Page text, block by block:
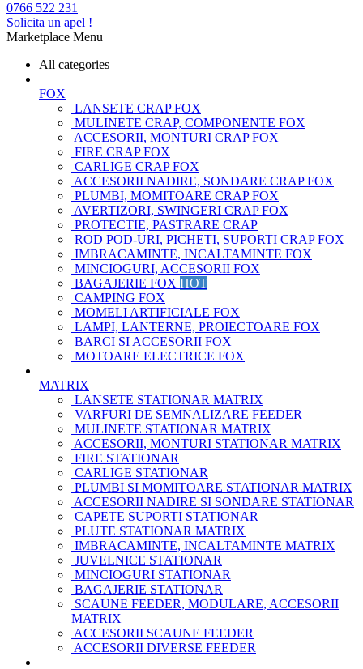
0766 522 231
Solicita un apel !
Marketplace Menu
All categories
FOX
LANSETE CRAP FOX
MULINETE CRAP, COMPONENTE FOX
ACCESORII, MONTURI CRAP FOX
FIRE CRAP FOX
CARLIGE CRAP FOX
ACCESORII NADIRE, SONDARE CRAP FOX
PLUMBI, MOMITOARE CRAP FOX
AVERTIZORI, SWINGERI CRAP FOX
PROTECTIE, PASTRARE CRAP
ROD POD-URI, PICHETI, SUPORTI CRAP FOX
IMBRACAMINTE, INCALTAMINTE FOX
MINCIOGURI, ACCESORII FOX
BAGAJERIE FOX HOT
CAMPING FOX
MOMELI ARTIFICIALE FOX
LAMPI, LANTERNE, PROIECTOARE FOX
BARCI SI ACCESORII FOX
MOTOARE ELECTRICE FOX
MATRIX
LANSETE STATIONAR MATRIX
VARFURI DE SEMNALIZARE FEEDER
MULINETE STATIONAR MATRIX
ACCESORII, MONTURI STATIONAR MATRIX
FIRE STATIONAR
CARLIGE STATIONAR
PLUMBI SI MOMITOARE STATIONAR MATRIX
ACCESORII NADIRE SI SONDARE STATIONAR
CAPETE SUPORTI STATIONAR
PLUTE STATIONAR MATRIX
IMBRACAMINTE, INCALTAMINTE MATRIX
JUVELNICE STATIONAR
MINCIOGURI STATIONAR
BAGAJERIE STATIONAR
SCAUNE FEEDER, MODULARE, ACCESORII
MATRIX
ACCESORII SCAUNE FEEDER
ACCESORII DIVERSE FEEDER